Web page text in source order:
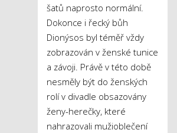
šatů naprosto normální.
Dokonce i řecký bůh
Dionýsos byl téměř vždy
zobrazován v ženské tunice
a závoji. Právě v této době
nesměly být do ženských
rolí v divadle obsazovány
ženy-herečky, které
nahrazovali mužioblečení